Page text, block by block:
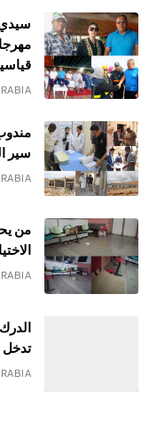
سيدي
قياسية لـ57 سربة
سير
من
تدخل